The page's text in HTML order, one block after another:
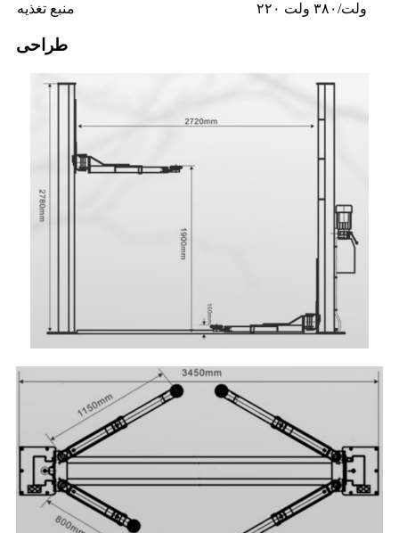
منبع تغذیه
۲۲۰ ولت/۳۸۰ ولت
طراحی